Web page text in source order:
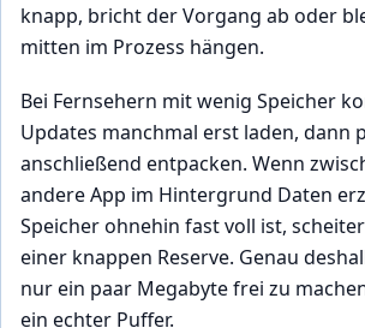
knapp, bricht der Vorgang ab oder
mitten im Prozess hängen.
Bei Fernsehern mit wenig Speicher
Updates manchmal erst laden, dann
anschließend entpacken. Wenn
andere App im Hintergrund Daten
Speicher ohnehin fast voll ist,
einer knappen Reserve. Genau
nur ein paar Megabyte frei zu
ein echter Puffer.